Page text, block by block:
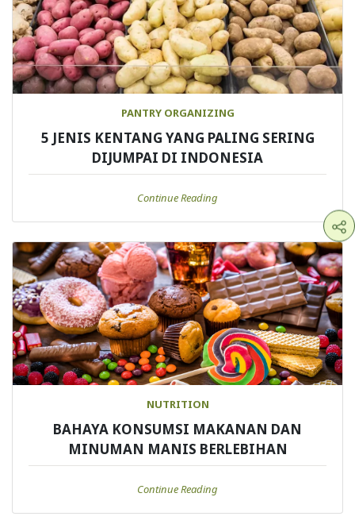
PANTRY ORGANIZING
5 JENIS KENTANG YANG PALING SERING
DIJUMPAI DI INDONESIA
Continue Reading
NUTRITION
BAHAYA KONSUMSI MAKANAN DAN
MINUMAN MANIS BERLEBIHAN
Continue Reading